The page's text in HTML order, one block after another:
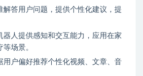
解答用户问题，提供个性化建议，提
器人提供感知和交互能力，应用在家
场景。
用户偏好推荐个性化视频、文章、音